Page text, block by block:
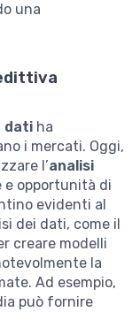
una
dati ha
i mercati. Oggi,
l’analisi
e opportunità di
evidenti al
dei dati, come il
creare modelli
la
Ad esempio,
può fornire